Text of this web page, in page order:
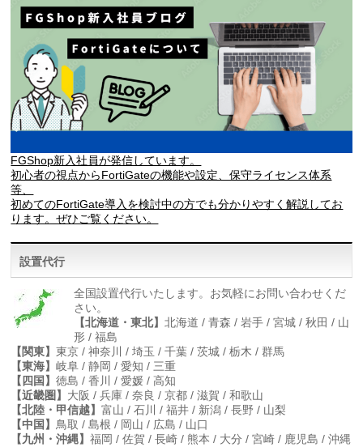
FGShop新入社員が発信しています。
初心者の視点からFortiGateの機能や設定、保守ライセンス体系
等、
初めてのFortiGate導入を検討中の方でも分かりやすく解説してお
ります。ぜひご覧ください。
設置代行
全国設置代行いたします。お気軽にお問い合わせくだ
さい。
【北海道・東北】北海道 / 青森 / 岩手 / 宮城 / 秋田 / 山
形 / 福島
【関東】東京 / 神奈川 / 埼玉 / 千葉 / 茨城 / 栃木 / 群馬
【東海】岐阜 / 静岡 / 愛知 / 三重
【四国】徳島 / 香川 / 愛媛 / 高知
【近畿圏】 大阪 / 兵庫 / 奈良 / 京都 / 滋賀 / 和歌山
【北陸・甲信越】富山 / 石川 / 福井 / 新潟 / 長野 / 山梨
【中国】鳥取 / 島根 / 岡山 / 広島 / 山口
【九州・沖縄】福岡 / 佐賀 / 長崎 / 熊本 / 大分 / 宮崎 / 鹿児島 / 沖縄